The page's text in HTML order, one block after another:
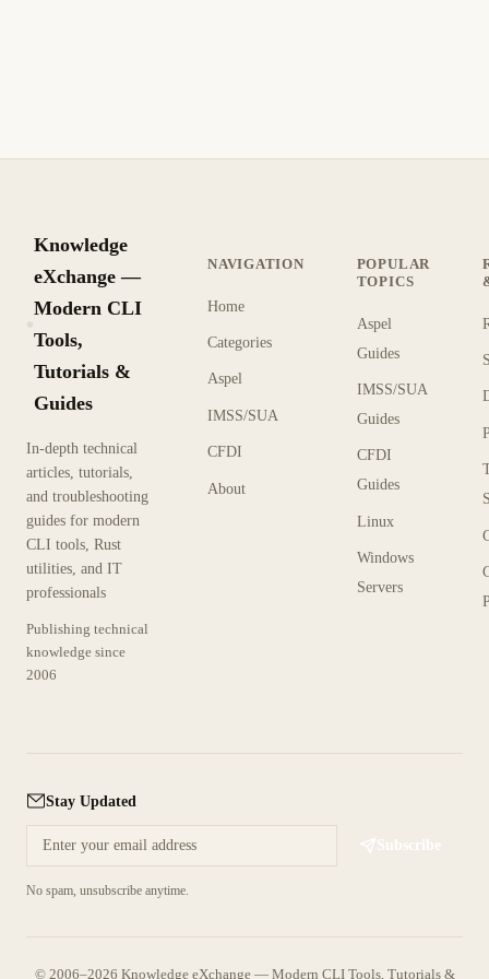
Knowledge
eXchange —
Modern CLI
Tools,
Tutorials &
Guides
In-depth technical
articles, tutorials,
and troubleshooting
guides for modern
CLI tools, Rust
utilities, and IT
professionals
Publishing technical
knowledge since
2006
NAVIGATION
Home
Categories
Aspel
IMSS/SUA
CFDI
About
POPULAR
TOPICS
Aspel
Guides
IMSS/SUA
Guides
CFDI
Guides
Linux
Windows
Servers
Stay Updated
Subscribe
No spam, unsubscribe anytime.
© 2006–2026 Knowledge eXchange — Modern CLI Tools, Tutorials &